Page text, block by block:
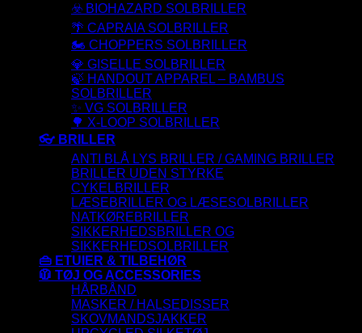
☣️ BIOHAZARD SOLBRILLER
🌴 CAPRAIA SOLBRILLER
🏍️ CHOPPERS SOLBRILLER
💎 GISELLE SOLBRILLER
🍃 HANDOUT APPAREL – BAMBUS
SOLBRILLER
✨ VG SOLBRILLER
🌳 X-LOOP SOLBRILLER
👓 BRILLER
ANTI BLÅ LYS BRILLER / GAMING BRILLER
BRILLER UDEN STYRKE
CYKELBRILLER
LÆSEBRILLER OG LÆSESOLBRILLER
NATKØREBRILLER
SIKKERHEDSBRILLER OG
SIKKERHEDSOLBRILLER
👜 ETUIER & TILBEHØR
🧥 TØJ OG ACCESSORIES
HÅRBÅND
MASKER / HALSEDISSER
SKOVMANDSJAKKER